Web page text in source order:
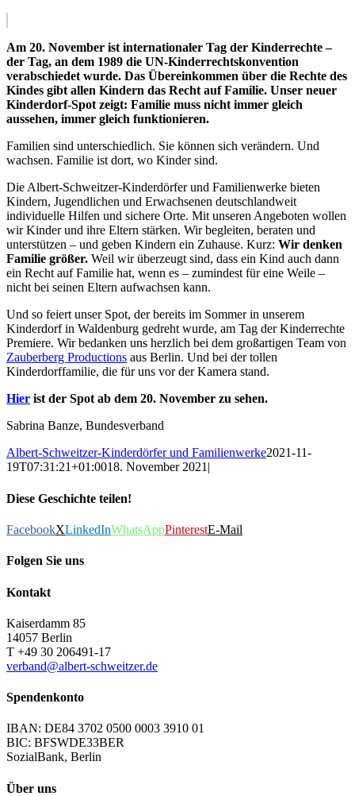
Am 20. November ist internationaler Tag der Kinderrechte –
der Tag, an dem 1989 die UN-Kinderrechtskonvention
verabschiedet wurde. Das Übereinkommen über die Rechte des
Kindes gibt allen Kindern das Recht auf Familie. Unser neuer
Kinderdorf-Spot zeigt: Familie muss nicht immer gleich
aussehen, immer gleich funktionieren.
Familien sind unterschiedlich. Sie können sich verändern. Und
wachsen. Familie ist dort, wo Kinder sind.
Die Albert-Schweitzer-Kinderdörfer und Familienwerke bieten
Kindern, Jugendlichen und Erwachsenen deutschlandweit
individuelle Hilfen und sichere Orte. Mit unseren Angeboten wollen
wir Kinder und ihre Eltern stärken. Wir begleiten, beraten und
unterstützen – und geben Kindern ein Zuhause. Kurz: Wir denken
Familie größer. Weil wir überzeugt sind, dass ein Kind auch dann
ein Recht auf Familie hat, wenn es – zumindest für eine Weile –
nicht bei seinen Eltern aufwachsen kann.
Und so feiert unser Spot, der bereits im Sommer in unserem
Kinderdorf in Waldenburg gedreht wurde, am Tag der Kinderrechte
Premiere. Wir bedanken uns herzlich bei dem großartigen Team von
Zauberberg Productions aus Berlin. Und bei der tollen
Kinderdorffamilie, die für uns vor der Kamera stand.
Hier ist der Spot ab dem 20. November zu sehen.
Sabrina Banze, Bundesverband
Albert-Schweitzer-Kinderdörfer und Familienwerke2021-11-
19T07:31:21+01:0018. November 2021|
Diese Geschichte teilen!
FacebookXLinkedInWhatsAppPinterestE-Mail
Folgen Sie uns
Kontakt
Kaiserdamm 85
14057 Berlin
T +49 30 206491-17
verband@albert-schweitzer.de
Spendenkonto
IBAN: DE84 3702 0500 0003 3910 01
BIC: BFSWDE33BER
SozialBank, Berlin
Über uns